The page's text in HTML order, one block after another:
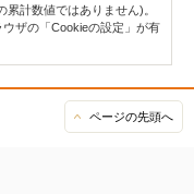
計数値ではありません)。
ザの「Cookieの設定」が有
ページの先頭へ